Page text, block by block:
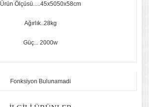
Ürün Ölçüsü.....45x5050x58cm
Ağırlık..28kg
Güç... 2000w
Fonksiyon Bulunamadi